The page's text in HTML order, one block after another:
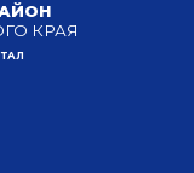
КРАЯ